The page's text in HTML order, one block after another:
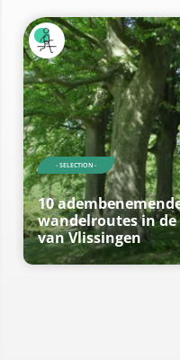
- SELECTION -
10
wandelroutes in
van Vlissingen